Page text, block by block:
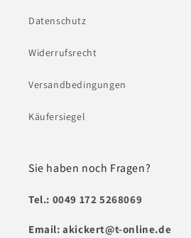
Datenschutz
Widerrufsrecht
Versandbedingungen
Käufersiegel
Sie haben noch Fragen?
Tel.: 0049 172 5268069
Email: akickert@t-online.de